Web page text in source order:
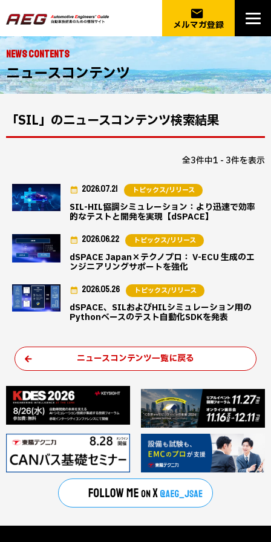
email
メルマガ登録
NEWS CONTENTS
ニュースコンテンツ
「SIL」のニュースコンテンツ検索結果
全3件中1 - 3件を表示
SIL-HIL協調シミュレーション：より迅速で効率
的なテストと開発を実現【dSPACE】
2026.07.21 トピックス/リリース
dSPACE Japan×テクノプロ： V-ECU 生成のエ
ンジニアリングサポートを強化
2026.06.22 トピックス/リリース
dSPACE、SILおよびHILシミュレーション用の
Pythonベースのテスト自動化SDKを発表
2026.05.26 トピックス/リリース
ニュースコンテンツ一覧に戻る